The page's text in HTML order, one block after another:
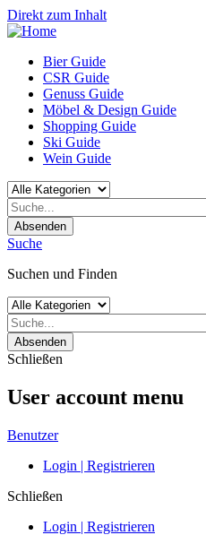
Direkt zum Inhalt
Bier Guide
CSR Guide
Genuss Guide
Möbel & Design Guide
Shopping Guide
Ski Guide
Wein Guide
Absenden
Suche
Suchen und Finden
Absenden
Schließen
User account menu
Benutzer
Login | Registrieren
Schließen
Login | Registrieren